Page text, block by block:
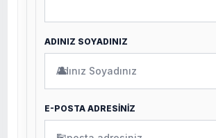
ADINIZ SOYADINIZ
👤
E-POSTA ADRESİNİZ